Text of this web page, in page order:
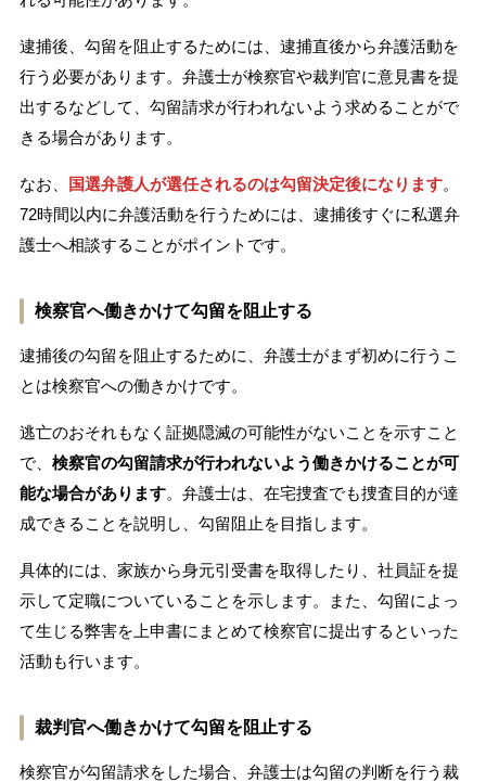
逮捕後、勾留を阻止するためには、逮捕直後から弁護活動を
行う必要があります。弁護士が検察官や裁判官に意見書を提
出するなどして、勾留請求が行われないよう求めることがで
きる場合があります。
なお、 国選弁護人が選任されるのは勾留決定後になります。
72時間以内に弁護活動を行うためには、逮捕後すぐに私選弁
護士へ相談することがポイントです。
検察官へ働きかけて勾留を阻止する
逮捕後の勾留を阻止するために、弁護士がまず初めに行うこ
とは検察官への働きかけです。
逃亡のおそれもなく証拠隠滅の可能性がないことを示すこと
で、 検察官の勾留請求が行われないよう働きかけることが可
能な場合があります。弁護士は、在宅捜査でも捜査目的が達
成できることを説明し、勾留阻止を目指します。
具体的には、家族から身元引受書を取得したり、社員証を提
示して定職についていることを示します。また、勾留によっ
て生じる弊害を上申書にまとめて検察官に提出するといった
活動も行います。
裁判官へ働きかけて勾留を阻止する
検察官が勾留請求をした場合、弁護士は勾留の判断を行う裁